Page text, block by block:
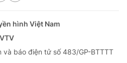
hình Việt Nam
và báo điện tử số 483/GP-BTTTT